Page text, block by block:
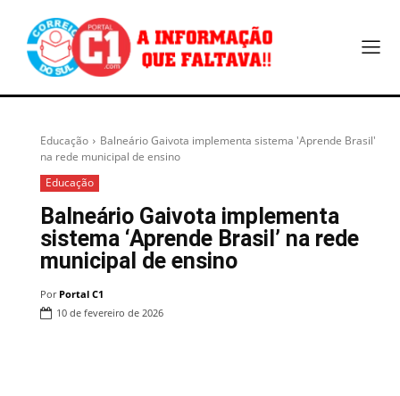
Educação
Balneário Gaivota implementa sistema 'Aprende Brasil'
na rede municipal de ensino
Educação
Balneário Gaivota implementa
sistema ‘Aprende Brasil’ na rede
municipal de ensino
Por Portal C1
10 de fevereiro de 2026